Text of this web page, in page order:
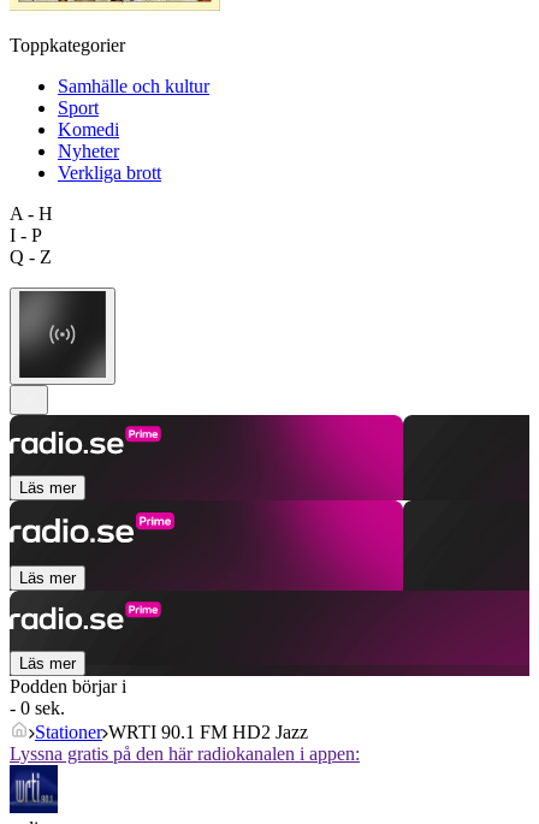
Toppkategorier
Samhälle och kultur
Sport
Komedi
Nyheter
Verkliga brott
A - H
I - P
Q - Z
Läs mer
Läs mer
Läs mer
Podden börjar i
- 0 sek.
Stationer WRTI 90.1 FM HD2 Jazz
Lyssna gratis på den här radiokanalen i appen: